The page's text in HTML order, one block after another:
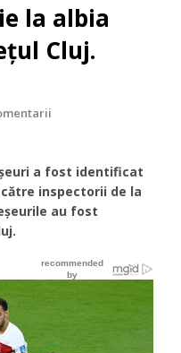
la albia
Cluj.
a fost identificat
inspectorii de la
au fost